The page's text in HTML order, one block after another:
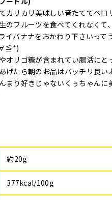
カリカリ美味しい音たててペロ
のフルーツを食べてくれなくて
イバナナをおかわり下さいっ
オリゴ糖が含まれてい腸活に
げたら朝のお品はバッチリ良い
まり好きじゃないくぅちゃんに
約20g
377kcal/100g